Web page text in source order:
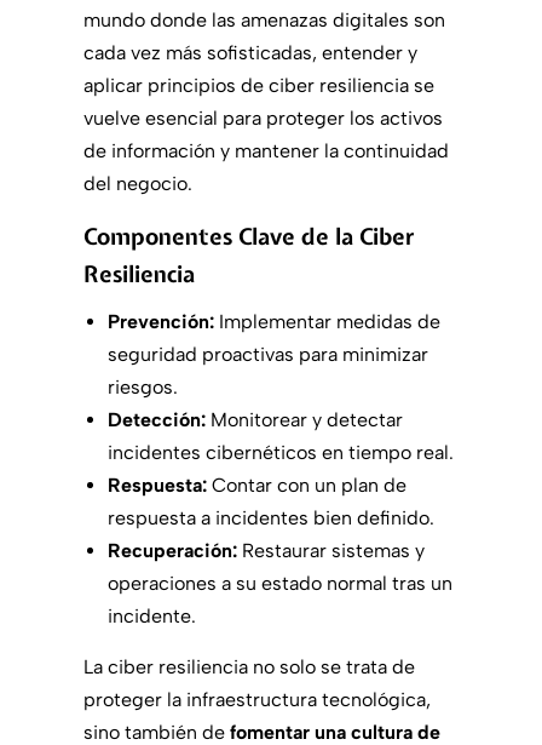
mundo donde las amenazas digitales son
cada vez más sofisticadas, entender y
aplicar principios de ciber resiliencia se
vuelve esencial para proteger los activos
de información y mantener la continuidad
del negocio.
Componentes Clave de la Ciber
Resiliencia
Prevención:Implementar medidas de
seguridad proactivas para minimizar
riesgos.
Detección:Monitorear y detectar
incidentes cibernéticos en tiempo real.
Respuesta:Contar con un plan de
respuesta a incidentes bien definido.
Recuperación:Restaurar sistemas y
operaciones a su estado normal tras un
incidente.
La ciber resiliencia no solo se trata de
proteger la infraestructura tecnológica,
sino también de fomentar una cultura de